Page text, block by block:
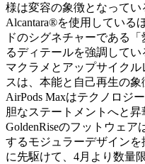
様は変容の象徴となって
Alcantara®を使用している
ドのシグネチャーである
るディテールを強調してい
マクラメとアップサイク
スは、本能と自己再生の
AirPods Maxはテクノロジ
胆なステートメントへと
GoldenRiseのフットウェ
するモジュラーデザイン
に先駆けて、4月より数量